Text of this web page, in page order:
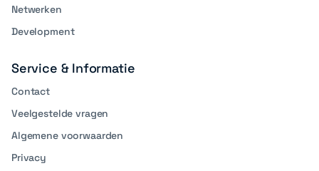
Netwerken
Development
Service & Informatie
Contact
Veelgestelde vragen
Algemene voorwaarden
Privacy